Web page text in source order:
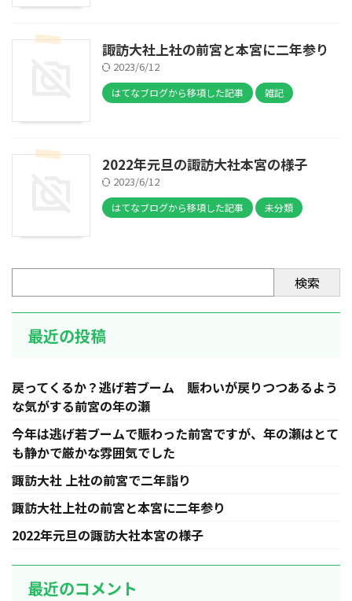
諏訪大社上社の前宮と本宮に二年参り
2023/6/12
はてなブログから移項した記事 雑記
2022年元旦の諏訪大社本宮の様子
2023/6/12
はてなブログから移項した記事 未分類
検索
最近の投稿
戻ってくるか？逃げ若ブーム 賑わいが戻りつつあるよう
な気がする前宮の年の瀬
今年は逃げ若ブームで賑わった前宮ですが、年の瀬はとて
も静かで厳かな雰囲気でした
諏訪大社 上社の前宮で二年詣り
諏訪大社上社の前宮と本宮に二年参り
2022年元旦の諏訪大社本宮の様子
最近のコメント